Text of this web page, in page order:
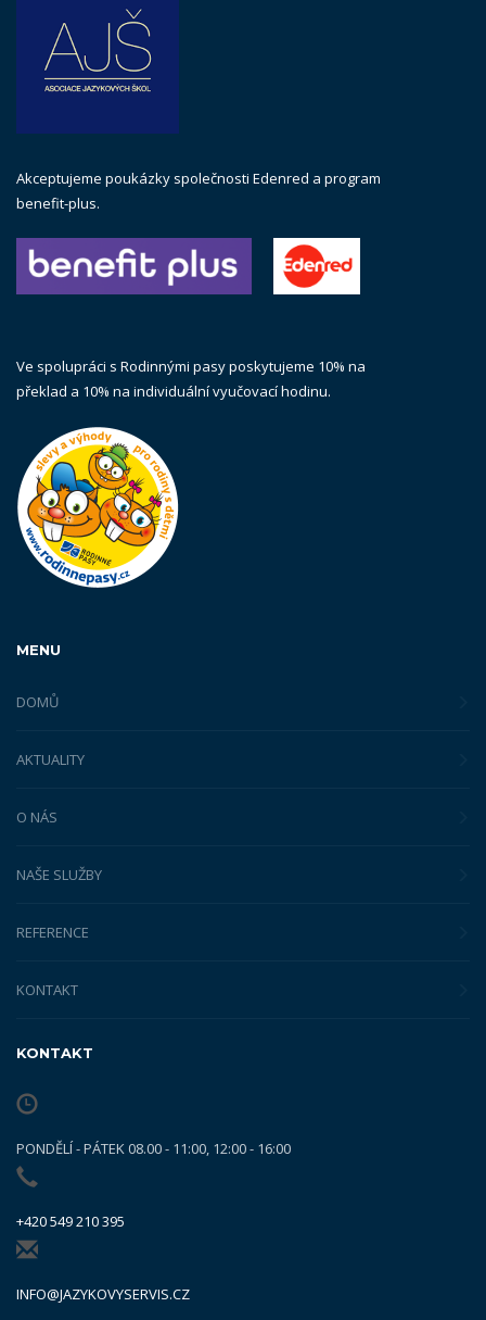
Akceptujeme poukázky společnosti Edenred a program
benefit-plus.
Ve spolupráci s Rodinnými pasy poskytujeme 10% na
překlad a 10% na individuální vyučovací hodinu.
MENU
DOMŮ
AKTUALITY
O NÁS
NAŠE SLUŽBY
REFERENCE
KONTAKT
KONTAKT
PONDĚLÍ - PÁTEK 08.00 - 11:00, 12:00 - 16:00
+420 549 210 395
INFO@JAZYKOVYSERVIS.CZ